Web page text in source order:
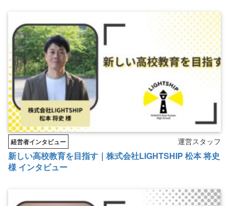
経営者インタビュー 運営スタッフ
新しい高校教育を目指す｜株式会社LIGHTSHIP 松本 将史
様 インタビュー